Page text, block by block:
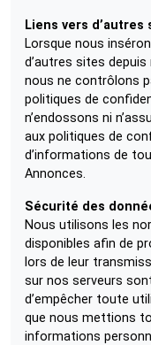
Liens vers d’autres
Lorsque nous
d’autres sites
nous ne contrôlons
politiques de
n’endossons ni
aux politiques de
d’informations de
Annonces.
Sécurité des
Nous utilisons les
disponibles afin de
lors de leur
sur nos serveurs
d’empêcher toute
que nous mettions
informations